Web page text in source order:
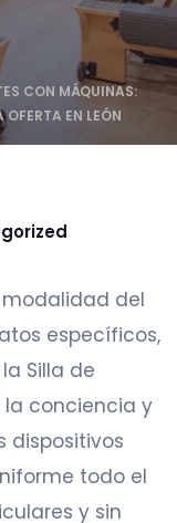
CON MÁQUINAS:
OFERTA EN LEÓN
modalidad del
específicos,
Silla de
la conciencia y
dispositivos
todo el
y sin